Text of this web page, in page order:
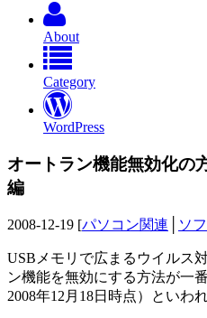
About
Category
WordPress
オートラン機能無効化の
編
2008-12-19 [パソコン関連 ソ
USBメモリで広まるウイルス
ン機能を無効にする方法が一
2008年12月18日時点）といわれ